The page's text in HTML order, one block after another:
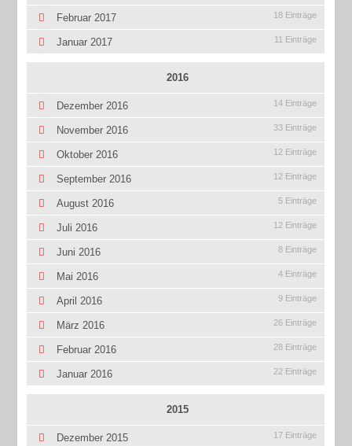
Februar 2017 18 Einträge
Januar 2017 11 Einträge
2016
Dezember 2016 14 Einträge
November 2016 33 Einträge
Oktober 2016 12 Einträge
September 2016 12 Einträge
August 2016 5 Einträge
Juli 2016 12 Einträge
Juni 2016 8 Einträge
Mai 2016 4 Einträge
April 2016 9 Einträge
März 2016 26 Einträge
Februar 2016 28 Einträge
Januar 2016 22 Einträge
2015
Dezember 2015 17 Einträge